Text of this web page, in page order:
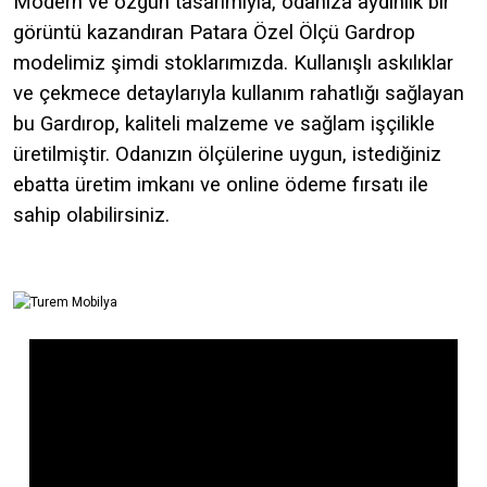
görüntü kazandıran Patara Özel Ölçü Gardrop
modelimiz şimdi stoklarımızda. Kullanışlı askılıklar
ve çekmece detaylarıyla kullanım rahatlığı sağlayan
bu Gardırop, kaliteli malzeme ve sağlam işçilikle
üretilmiştir. Odanızın ölçülerine uygun, istediğiniz
ebatta üretim imkanı ve online ödeme fırsatı ile
sahip olabilirsiniz.